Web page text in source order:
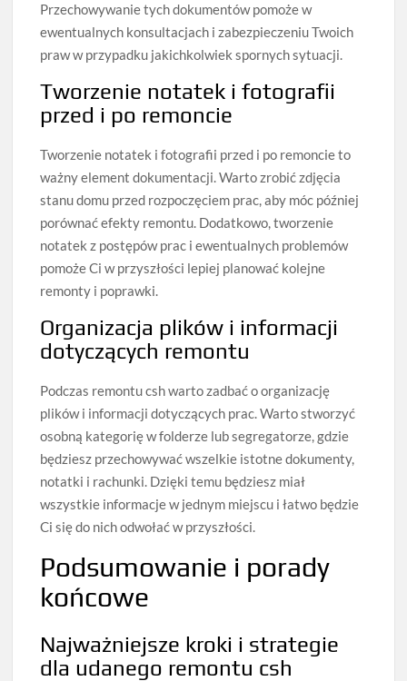
Przechowywanie tych dokumentów pomoże w
ewentualnych konsultacjach i zabezpieczeniu Twoich
praw w przypadku jakichkolwiek spornych sytuacji.
Tworzenie notatek i fotografii
przed i po remoncie
Tworzenie notatek i fotografii przed i po remoncie to
ważny element dokumentacji. Warto zrobić zdjęcia
stanu domu przed rozpoczęciem prac, aby móc później
porównać efekty remontu. Dodatkowo, tworzenie
notatek z postępów prac i ewentualnych problemów
pomoże Ci w przyszłości lepiej planować kolejne
remonty i poprawki.
Organizacja plików i informacji
dotyczących remontu
Podczas remontu csh warto zadbać o organizację
plików i informacji dotyczących prac. Warto stworzyć
osobną kategorię w folderze lub segregatorze, gdzie
będziesz przechowywać wszelkie istotne dokumenty,
notatki i rachunki. Dzięki temu będziesz miał
wszystkie informacje w jednym miejscu i łatwo będzie
Ci się do nich odwołać w przyszłości.
Podsumowanie i porady
końcowe
Najważniejsze kroki i strategie
dla udanego remontu csh